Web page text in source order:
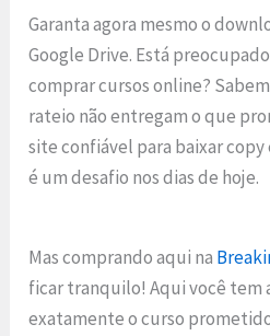
Garanta agora mesmo o
Google Drive. Está
comprar cursos online?
rateio não entregam o que
site confiável para baixar
é um desafio nos dias de hoje.
Mas comprando aqui na
ficar tranquilo! Aqui você tem
exatamente o curso